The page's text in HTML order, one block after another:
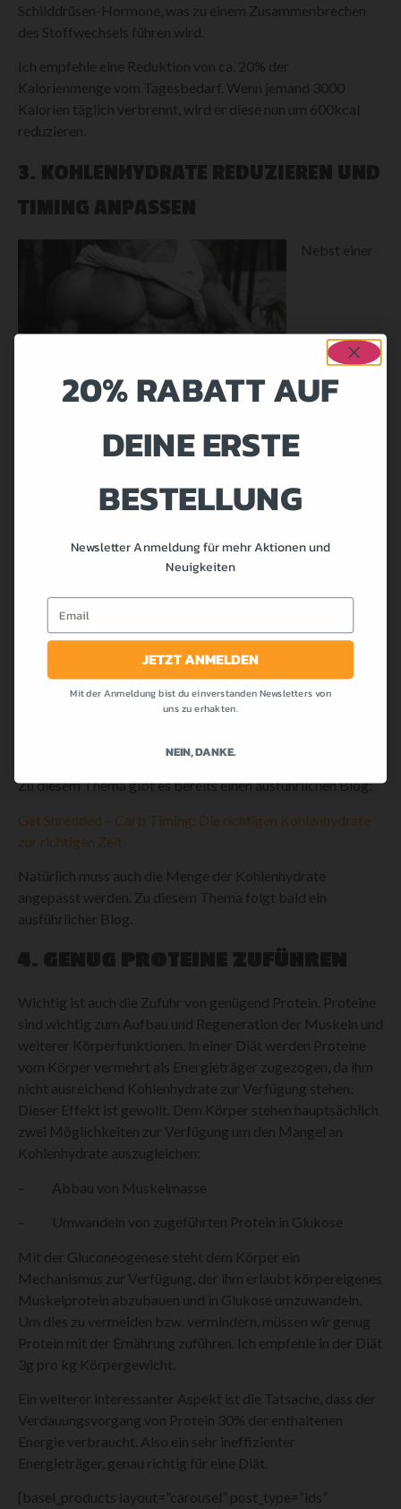
Schilddrüsen-Hormone, was zu einem Zusammenbrechen
des Stoffwechsels führen wird.
Ich empfehle eine Reduktion von ca. 20% der
Kalorienmenge vom Tagesbedarf. Wenn jemand 3000
Kalorien täglich verbrennt, wird er diese nun um 600kcal
reduzieren.
3. KOHLENHYDRATE REDUZIEREN UND
TIMING ANPASSEN
Nebst einer
Körperfettreduktion die Insulinausschüttung kontrolliert
werden. Wir nehmen also die Kohlenhydrate bedarfsgerecht
In dieser Zeit Ist durch die gesteigerte Insulinsensibilität der
Muskeln der beste Zeitpunkt zur Aufnahme der
Kohlenhydrate gegeben.
Das Risiko einer Umwandlung und Speicherung zu
Körperfett ist ausgeschlossen bzw. stark vermindert.
Zu diesem Thema gibt es bereits einen ausführlichen Blog:
Get Shredded – Carb Timing: Die richtigen Kohlenhydrate
zur richtigen Zeit
Natürlich muss auch die Menge der Kohlenhydrate
angepasst werden. Zu diesem Thema folgt bald ein
ausführlicher Blog.
4. GENUG PROTEINE ZUFÜHREN
Wichtig ist auch die Zufuhr von genügend Protein. Proteine
sind wichtig zum Aufbau und Regeneration der Muskeln und
weiterer Körperfunktionen. In einer Diät werden Proteine
vom Körper vermehrt als Energieträger zugezogen, da ihm
nicht ausreichend Kohlenhydrate zur Verfügung stehen.
Dieser Effekt ist gewollt. Dem Körper stehen hauptsächlich
zwei Möglichkeiten zur Verfügung um den Mangel an
Kohlenhydrate auszugleichen:
– Abbau von Muskelmasse
– Umwandeln von zugeführten Protein in Glukose
Mit der Gluconeogenese steht dem Körper ein
Mechanismus zur Verfügung, der ihm erlaubt körpereigenes
Muskelprotein abzubauen und in Glukose umzuwandeln.
Um dies zu vermeiden bzw. vermindern, müssen wir genug
Protein mit der Ernährung zuführen. Ich empfehle in der Diät
3g pro kg Körpergewicht.
Ein weiterer interessanter Aspekt ist die Tatsache, dass der
Verdauungsvorgang von Protein 30% der enthaltenen
Energie verbraucht. Also ein sehr ineffizienter
Energieträger, genau richtig für eine Diät.
[basel_products layout=”carousel” post_type=”ids”
20% RABATT AUF
DEINE ERSTE
BESTELLUNG
Newsletter Anmeldung für mehr Aktionen und
Neuigkeiten
Email
JETZT ANMELDEN
Mit der Anmeldung bist du einverstanden Newsletters von
uns zu erhakten.
NEIN, DANKE.